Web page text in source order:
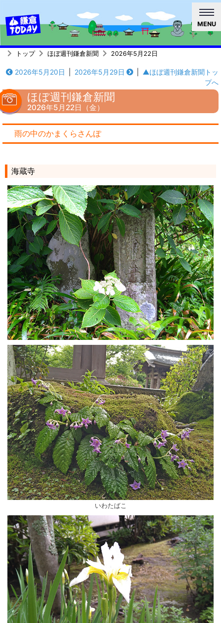
MENU
トップ ほぼ週刊鎌倉新聞 2026年5月22日
2026年5月20日 2026年5月29日
▲ほぼ週刊鎌倉新聞トッ
プへ
ほぼ週刊鎌倉新聞
2026年5月22日（金）
雨の中のかまくらさんぽ
海蔵寺
いわたばこ